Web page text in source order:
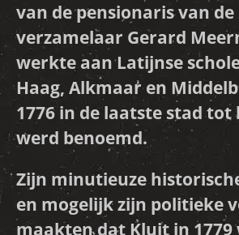
van de pensionaris van de
verzamelaar Gerard
werkte aan Latijnse
Haag, Alkmaar en
1776 in de laatste stad
werd benoemd.
Zijn minutieuze
en mogelijk zijn politieke
maakten dat Kluit in 1779